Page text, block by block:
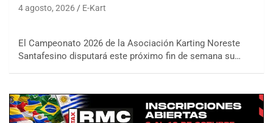
4 agosto, 2026 E-Kart
El Campeonato 2026 de la Asociación Karting Noreste
Santafesino disputará este próximo fin de semana su…